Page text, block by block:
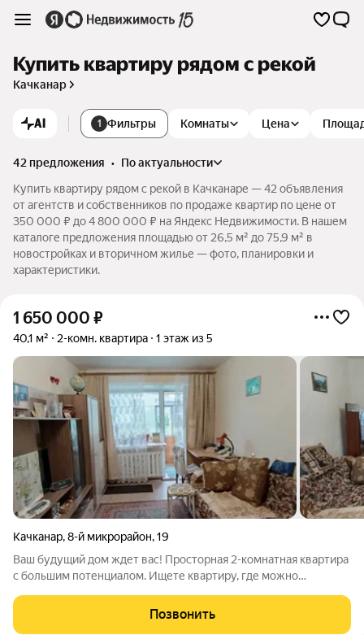
Купить квартиру рядом с рекой
Качканар
AI 1 Фильтры Комнаты Цена
42 предложения •
по актуальности
Купить квартиру рядом с рекой в Качканаре — 42 объявления
от агентств и собственников по продаже квартир по цене от
350 000 ₽ до 4 800 000 ₽ на Яндекс Недвижимости. В нашем
каталоге предложения площадью от 26,5 м² до 75,9 м² в
новостройках и вторичном жилье — фото, планировки и
характеристики.
1 650 000 ₽
40,1 м² 2-комн. квартира 1 этаж из 5
Качканар,8-й микрорайон,19
Ваш будущий дом ждет вас! Просторная 2-комнатная квартира
с большим потенциалом. Ищете квартиру, где можно
комнатную квартиру на первом этаже с большой лоджией. Это
прекрасная основа для создания
Позвонить